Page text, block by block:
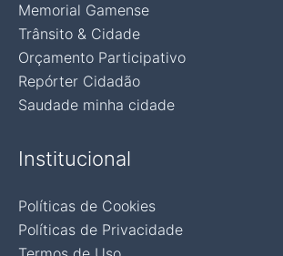
Memorial Gamense
Trânsito & Cidade
Orçamento Participativo
Repórter Cidadão
Saudade minha cidade
Institucional
Políticas de Cookies
Políticas de Privacidade